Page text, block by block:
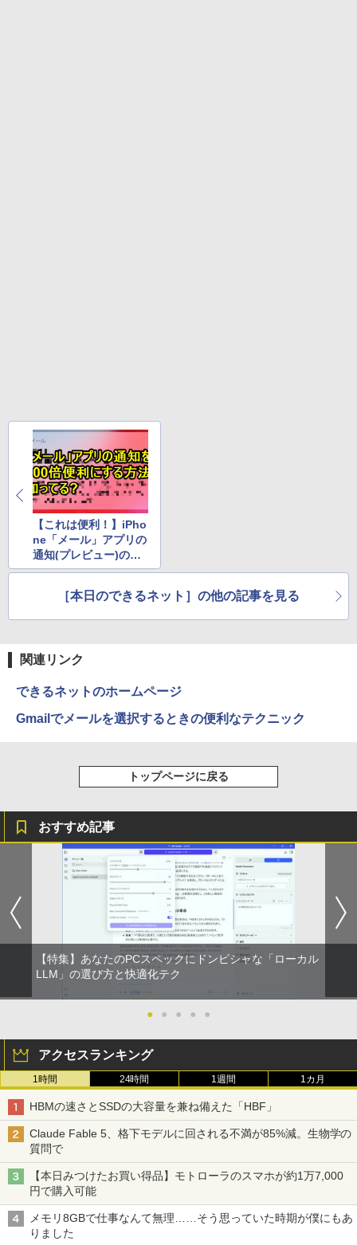
【これは便利！】iPho
ne「メール」アプリの
通知(プレビュー)の情
報を増やす方法
［本日のできるネット］の他の記事を見る
関連リンク
できるネットのホームページ
Gmailでメールを選択するときの便利なテクニック
トップページに戻る
おすすめ記事
【特集】あなたのPCスペックにドンピシャな「ローカル
LLM」の選び方と快適化テク
● ● ● ● ●
アクセスランキング
1時間 24時間 1週間 1カ月
HBMの速さとSSDの大容量を兼ね備えた「HBF」
Claude Fable 5、格下モデルに回される不満が85%減。生物学の
質問で
【本日みつけたお買い得品】モトローラのスマホが約1万7,000
円で購入可能
メモリ8GBで仕事なんて無理……そう思っていた時期が僕にもあ
りました